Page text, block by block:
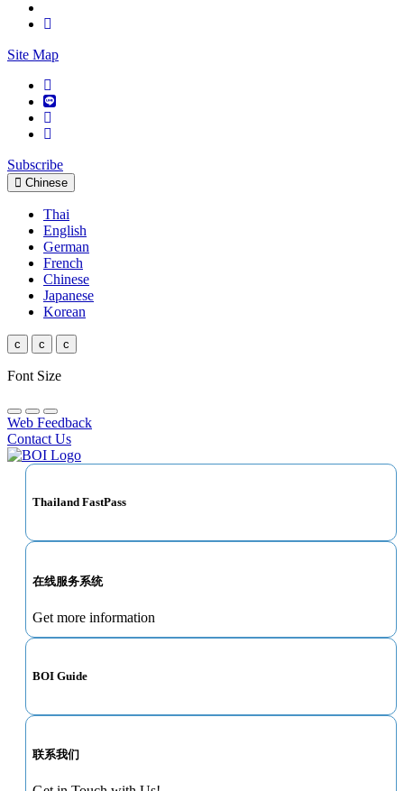
Site Map
Subscribe
Chinese
Thai
English
German
French
Chinese
Japanese
Korean
c c c
Font Size
Web Feedback
Contact Us
Thailand FastPass
在线服务系统
Get more information
BOI Guide
联系我们